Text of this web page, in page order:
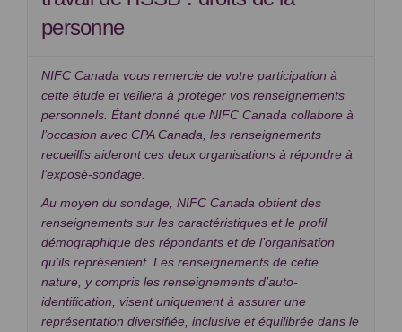
personne
NIFC Canada vous remercie de votre participation à
cette étude et veillera à protéger vos renseignements
personnels. Étant donné que NIFC Canada collabore à
l’occasion avec CPA Canada, les renseignements
recueillis aideront ces deux organisations à répondre à
l’exposé-sondage.
Au moyen du sondage, NIFC Canada obtient des
renseignements sur les caractéristiques et le profil
démographique des répondants et de l’organisation
qu’ils représentent. Les renseignements de cette
nature, y compris les renseignements d’auto-
identification, visent uniquement à assurer une
représentation diversifiée, inclusive et équilibrée dans le